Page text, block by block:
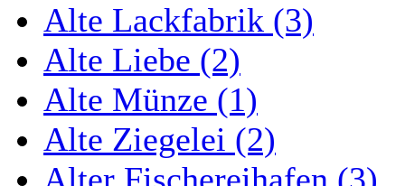
Alte Lackfabrik (3)
Alte Liebe (2)
Alte Münze (1)
Alte Ziegelei (2)